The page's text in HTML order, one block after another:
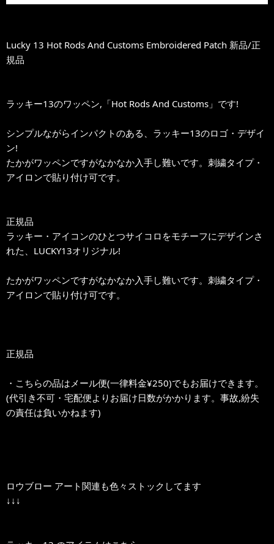
Lucky 13 Hot Rods And Customs Embroidered Patch 新品/正
規品
ラッキー13のワッペン,「Hot Rods And Customs」です!
シンプルながらインパクトのある、ラッキー13のロゴ・デザイ
ン!
たかがワッペンですがなかなか入手し難いです。刺繍タイプ・
アイロンで貼り付け可です。
正規品
ラッキー・アイコンのひとつサイコロをモチーフにデザインさ
れた、LUCKY13オリジナル!
たかがワッペンですがなかなか入手し難いです。刺繍タイプ・
アイロンで貼り付け可です。
正規品
・こちらの品はメール便(一律料金¥250)でもお届けできます。
(代引き不可・宅配便よりお届け日数がかかります。事故,紛失
の責任は負いかねます)
ロウブロー アート関連も色々ストックしてます
↓↓↓